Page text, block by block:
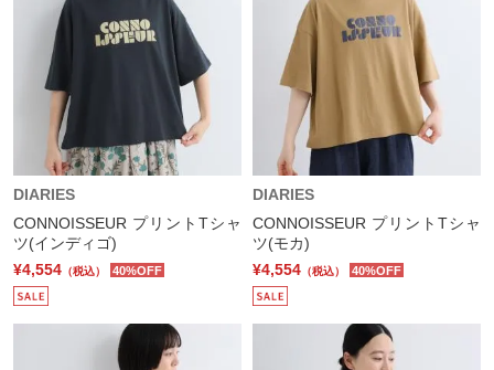
DIARIES
CONNOISSEUR プリントTシャ
ツ(インディゴ)
¥4,554 （税込） 40%OFF
DIARIES
CONNOISSEUR プリントTシャ
ツ(モカ)
¥4,554 （税込） 40%OFF